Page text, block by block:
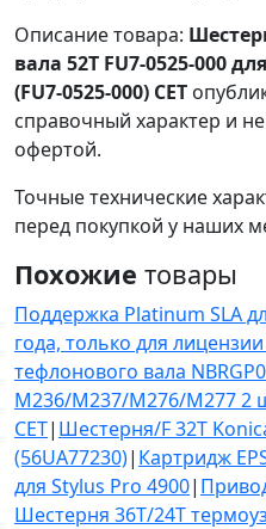
Описание товара:
вала 52T FU7-0525-000
(FU7-0525-000) CET
справочный характер и
офертой.
Точные технические
перед покупкой у наших
Похожие товары
Поддержка Platinum SLA
года, только для лицензии
тефлонового вала
M236/M237/M276/M277 2
CET| Шестерня/F 32T
(56UA77230)| Картридж
для Stylus Pro 4900|
Шестерня 36T/24T